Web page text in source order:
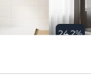
24.2%